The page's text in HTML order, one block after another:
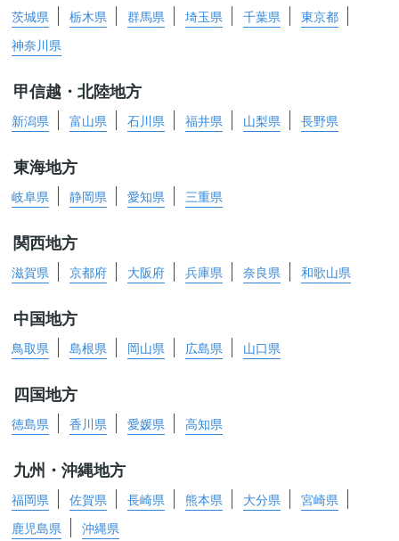
茨城県 栃木県 群馬県 埼玉県 千葉県
東京都
神奈川県
甲信越・北陸地方
新潟県 富山県 石川県 福井県 山梨県 長野県
東海地方
岐阜県 静岡県 愛知県 三重県
関西地方
滋賀県 京都府 大阪府 兵庫県 奈良県 和歌山県
中国地方
鳥取県 島根県 岡山県 広島県 山口県
四国地方
徳島県 香川県 愛媛県 高知県
九州・沖縄地方
福岡県 佐賀県 長崎県 熊本県 大分県
宮崎県
鹿児島県
沖縄県